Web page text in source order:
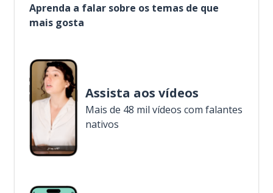
Aprenda a falar sobre os temas de que
mais gosta
Assista aos vídeos
Mais de 48 mil vídeos com falantes
nativos